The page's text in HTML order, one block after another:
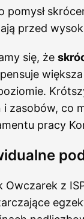
pomysł
przed
się, że
i zasobów, co
pracy
Owczarek z